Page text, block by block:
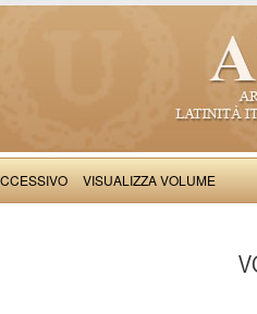
VISUALIZZA VOLUME